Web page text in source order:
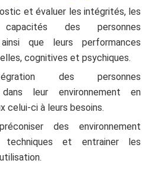
et évaluer les intégrités, les
des personnes
ainsi que leursperformances
cognitives et psychiques.
des personnes
dans leur environnement en
celui-ci à leurs besoins.
des environnement
techniques et entrainer les